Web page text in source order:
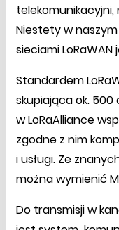
telekomunikacyjni,
Niestety w
sieciami
Standardem
skupiająca ok. 500
w LoRaAlliance
zgodne z nim
i usługi. Ze
można wymienić
Do transmisji w